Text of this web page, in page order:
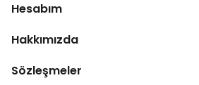
Hesabım
Hakkımızda
Sözleşmeler